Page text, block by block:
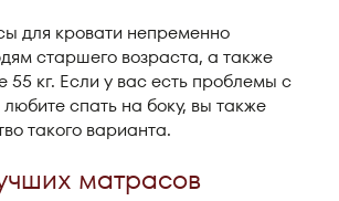
для кровати непременно
старшего возраста, а также
кг. Если у вас есть проблемы с
спать на боку, вы также
такого варианта.
матрасов